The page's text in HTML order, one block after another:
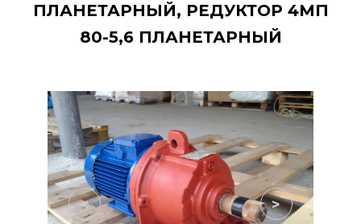
ПЛАНЕТАРНЫЙ, РЕДУКТОР 4МП
80-5,6 ПЛАНЕТАРНЫЙ
< >